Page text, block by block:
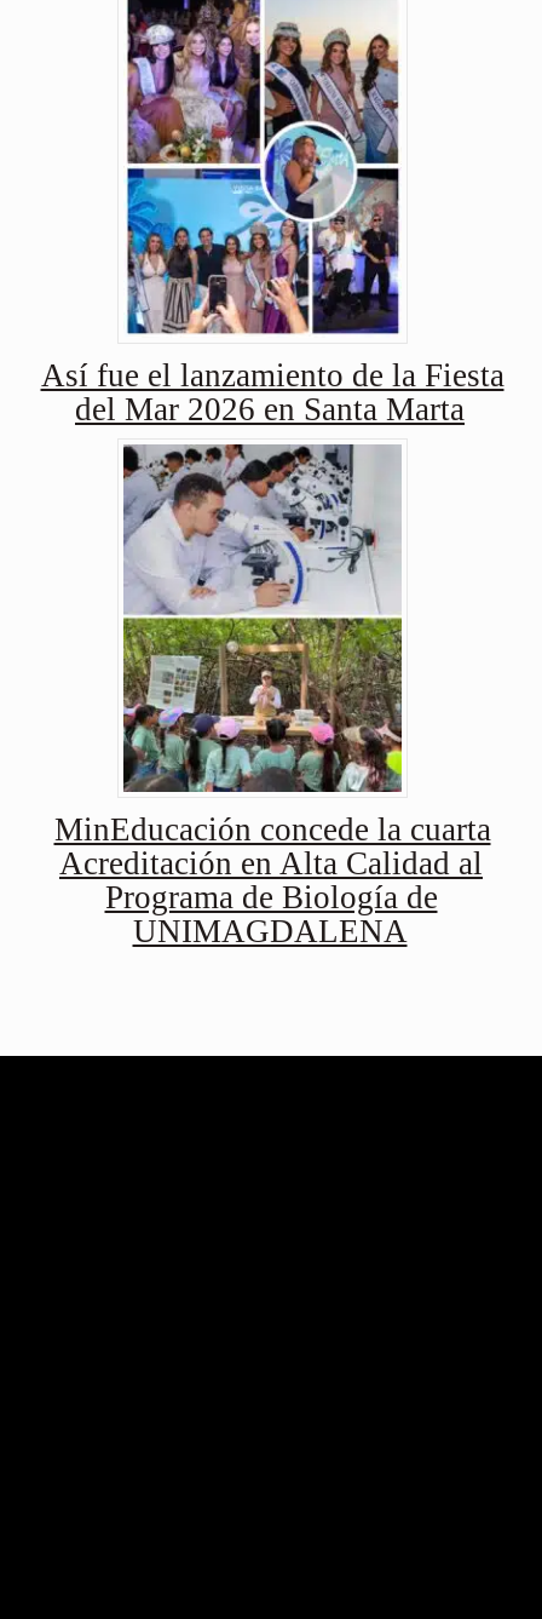
Así fue el lanzamiento de la Fiesta
del Mar 2026 en Santa Marta
MinEducación concede la cuarta
Acreditación en Alta Calidad al
Programa de Biología de
UNIMAGDALENA